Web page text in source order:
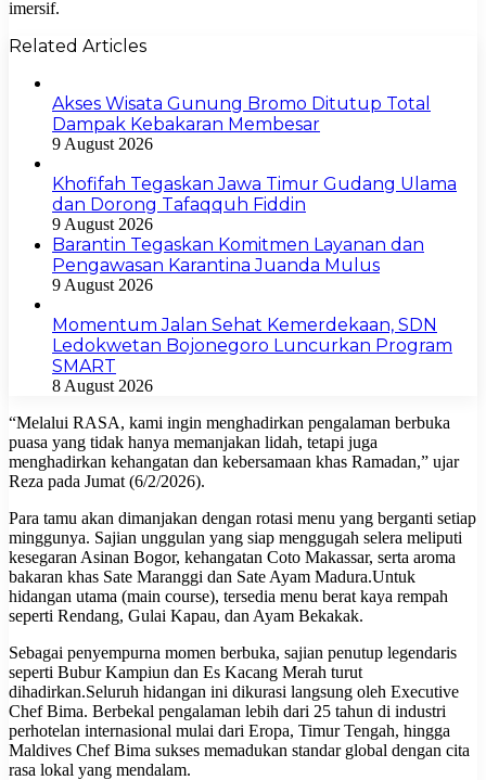
imersif.
Related Articles
Akses Wisata Gunung Bromo Ditutup Total
Dampak Kebakaran Membesar
9 August 2026
Khofifah Tegaskan Jawa Timur Gudang Ulama
dan Dorong Tafaqquh Fiddin
9 August 2026
Barantin Tegaskan Komitmen Layanan dan
Pengawasan Karantina Juanda Mulus
9 August 2026
Momentum Jalan Sehat Kemerdekaan, SDN
Ledokwetan Bojonegoro Luncurkan Program
SMART
8 August 2026
“Melalui RASA, kami ingin menghadirkan pengalaman berbuka
puasa yang tidak hanya memanjakan lidah, tetapi juga
menghadirkan kehangatan dan kebersamaan khas Ramadan,” ujar
Reza pada Jumat (6/2/2026).
Para tamu akan dimanjakan dengan rotasi menu yang berganti setiap
minggunya. Sajian unggulan yang siap menggugah selera meliputi
kesegaran Asinan Bogor, kehangatan Coto Makassar, serta aroma
bakaran khas Sate Maranggi dan Sate Ayam Madura.Untuk
hidangan utama (main course), tersedia menu berat kaya rempah
seperti Rendang, Gulai Kapau, dan Ayam Bekakak.
Sebagai penyempurna momen berbuka, sajian penutup legendaris
seperti Bubur Kampiun dan Es Kacang Merah turut
dihadirkan.Seluruh hidangan ini dikurasi langsung oleh Executive
Chef Bima. Berbekal pengalaman lebih dari 25 tahun di industri
perhotelan internasional mulai dari Eropa, Timur Tengah, hingga
Maldives Chef Bima sukses memadukan standar global dengan cita
rasa lokal yang mendalam.